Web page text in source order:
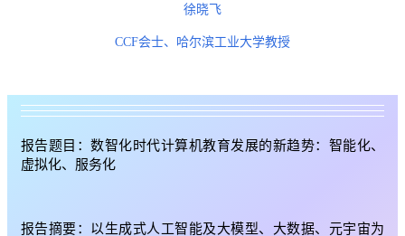
徐晓飞
CCF会士、哈尔滨工业大学教授
报告题目：数智化时代计算机教育发展的新趋势：智能化、
虚拟化、服务化
报告摘要：以生成式人工智能及大模型、大数据、元宇宙为